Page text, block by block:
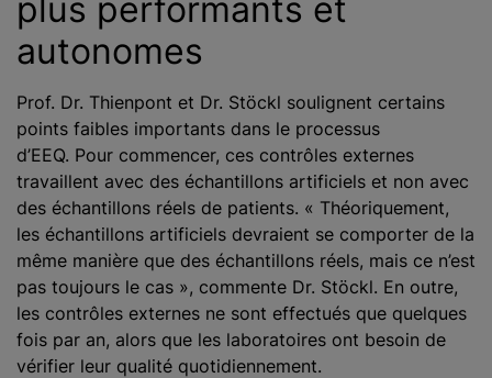
plus performants et
autonomes
Prof. Dr. Thienpont et Dr. Stöckl soulignent certains
points faibles importants dans le processus
d’EEQ. Pour commencer, ces contrôles externes
travaillent avec des échantillons artificiels et non avec
des échantillons réels de patients. « Théoriquement,
les échantillons artificiels devraient se comporter de la
même manière que des échantillons réels, mais ce n’est
pas toujours le cas », commente Dr. Stöckl. En outre,
les contrôles externes ne sont effectués que quelques
fois par an, alors que les laboratoires ont besoin de
vérifier leur qualité quotidiennement.